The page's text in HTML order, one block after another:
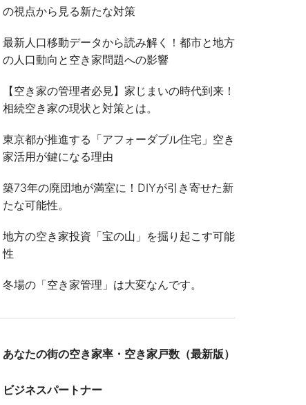
の視点から見る新たな対策
最新人口移動データから読み解く！都市と地方
の人口動向と空き家問題への影響
【空き家の管理者必見】家じまいの時代到来！
相続空き家の現状と対策とは。
東京都が推進する「アフォーダブル住宅」空き
家活用が鍵になる理由
築73年の廃団地が満室に！DIYが引き寄せた新
たな可能性。
地方の空き家投資「宝の山」を掘り起こす可能
性
冬場の「空き家管理」は大変なんです。
あなたの街の空き家率・空き家戸数（最新版）
ビジネスパートナー